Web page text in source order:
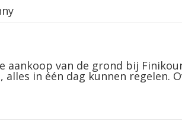
aankoop van de grond bij
alles in één dag kunnen regelen.